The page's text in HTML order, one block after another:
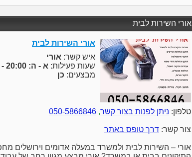
אורי השירות לבית
אורי השירות לבית
איש קשר: אורי
שעות פעילות: א - ה: 20:00 - 7:00 יום ו - 13:00 - 7:00
מבצעים: כן
טלפון: ניתן לפנות בצור קשר,
050-5866846
צור קשר: דרך טופס באתר
אורי – השירות לבית ולמשרד במעלה אדומים וירושלים